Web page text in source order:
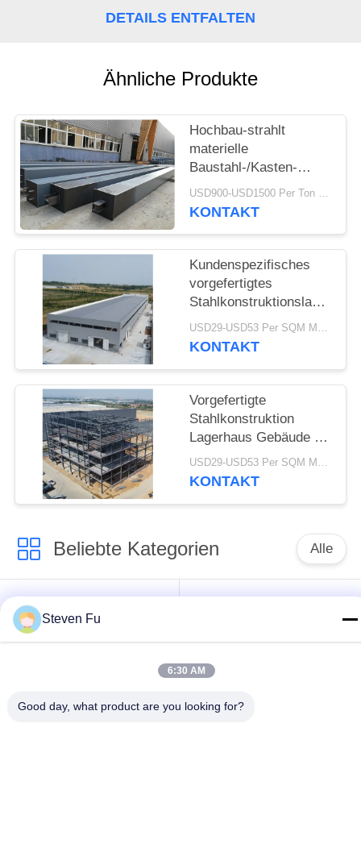
STÖRUNGS-
LÖSUNG
BLOG
SITEMAP
PRIVACY
POLICY
DETAILS ENTFALTEN
Ähnliche Produkte
Hochbau-strahlt
materielle
Baustahl-/Kasten-
Stahlspalte HerstellungUSD900-USD1500 Per Ton MOQ:30 Tonne
KONTAKT
Kundenspezifisches
vorgefertigtes
Stahlkonstruktionslager
Q355 H-Träger
USD29-USD53 Per SQM MOQ:500 Quadratmeter
KONTAKT
Vorgefertigte
Stahlkonstruktion
Lagerhaus Gebäude H-
Abschnitt Balken
USD29-USD53 Per SQM MOQ:500 Quadratmeter
KONTAKT
Beliebte Kategorien Alle
Stahlkonstruktion
Lager
Vorfabrizierte
Steven Fu
6:30 AM
Good day, what product are you looking for?